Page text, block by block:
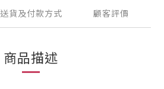
送貨及付款方式 顧客評價
商品描述